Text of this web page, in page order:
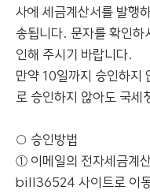
사에 세금계산서를 발행
송됩니다. 문자를 확인하
인해 주시기 바랍니다.
만약 10일까지 승인하지
로 승인하지 않아도 국세
○ 승인방법
① 이메일의 전자세금계
bill36524 사이트로 이